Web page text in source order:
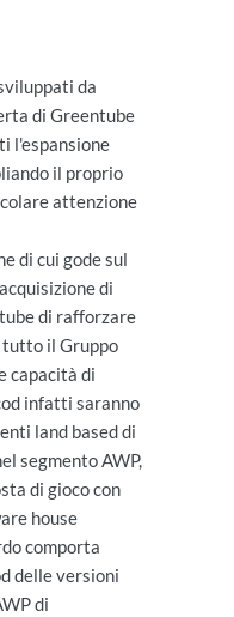
da
di Greentube
l'espansione
il proprio
attenzione
di cui gode sul
di
di rafforzare
tutto il Gruppo
capacità di
infatti saranno
land based di
segmento AWP,
di gioco con
house
comporta
delle versioni
di